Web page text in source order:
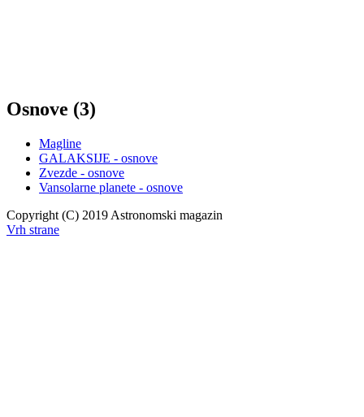
Osnove (3)
Magline
GALAKSIJE - osnove
Zvezde - osnove
Vansolarne planete - osnove
Copyright (C) 2019 Astronomski magazin
Vrh strane